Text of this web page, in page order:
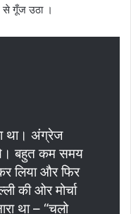
से गूँज उठा ।
था। अंग्रेज
थे। बहुत कम समय
लिया और फिर
की ओर मोर्चा
था – “चलो